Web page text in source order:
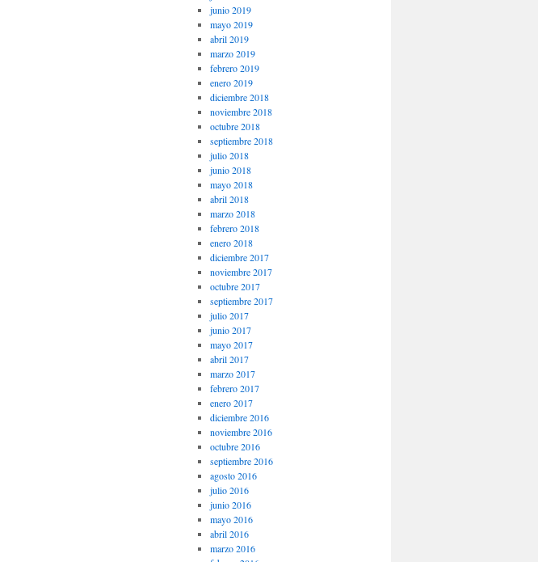
junio 2019
mayo 2019
abril 2019
marzo 2019
febrero 2019
enero 2019
diciembre 2018
noviembre 2018
octubre 2018
septiembre 2018
julio 2018
junio 2018
mayo 2018
abril 2018
marzo 2018
febrero 2018
enero 2018
diciembre 2017
noviembre 2017
octubre 2017
septiembre 2017
julio 2017
junio 2017
mayo 2017
abril 2017
marzo 2017
febrero 2017
enero 2017
diciembre 2016
noviembre 2016
octubre 2016
septiembre 2016
agosto 2016
julio 2016
junio 2016
mayo 2016
abril 2016
marzo 2016